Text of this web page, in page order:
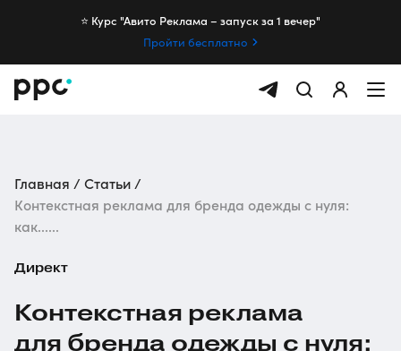
⭐️ Курс "Авито Реклама – запуск за 1 вечер"
Пройти бесплатно
Главная
Статьи
Контекстная реклама для бренда одежды с нуля:
как......
Директ
Контекстная реклама
для бренда одежды с нуля: